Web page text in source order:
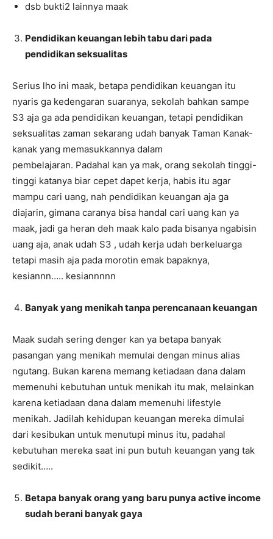
dsb bukti2 lainnya maak
Pendidikan keuangan lebih tabu dari pada
pendidikan seksualitas
Serius lho ini maak, betapa pendidikan keuangan itu
nyaris ga kedengaran suaranya, sekolah bahkan sampe
S3 aja ga ada pendidikan keuangan, tetapi pendidikan
seksualitas zaman sekarang udah banyak Taman Kanak-
kanak yang memasukkannya dalam
pembelajaran. Padahal kan ya mak, orang sekolah tinggi-
tinggi katanya biar cepet dapet kerja, habis itu agar
mampu cari uang, nah pendidikan keuangan aja ga
diajarin, gimana caranya bisa handal cari uang kan ya
maak, jadi ga heran deh maak kalo pada bisanya ngabisin
uang aja, anak udah S3 , udah kerja udah berkeluarga
tetapi masih aja pada morotin emak bapaknya,
kesiannn….. kesiannnnn
Banyak yang menikah tanpa perencanaan keuangan
Maak sudah sering denger kan ya betapa banyak
pasangan yang menikah memulai dengan minus alias
ngutang. Bukan karena memang ketiadaan dana dalam
memenuhi kebutuhan untuk menikah itu mak, melainkan
karena ketiadaan dana dalam memenuhi lifestyle
menikah. Jadilah kehidupan keuangan mereka dimulai
dari kesibukan untuk menutupi minus itu, padahal
kebutuhan mereka saat ini pun butuh keuangan yang tak
sedikit…..
Betapa banyak orang yang baru punya active income
sudah berani banyak gaya